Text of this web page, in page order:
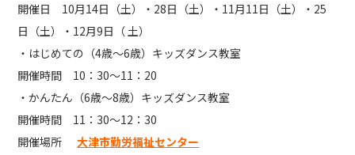
開催日 10月14日（土）・28日（土）・11月11日（土）・25
日（土）・12月9日（ 土）
・はじめての（4歳～6歳）キッズダンス教室
開催時間 10：30～11：20
・かんたん（6歳～8歳）キッズダンス教室
開催時間 11：30～12：30
開催場所
大津市勤労福祉センター